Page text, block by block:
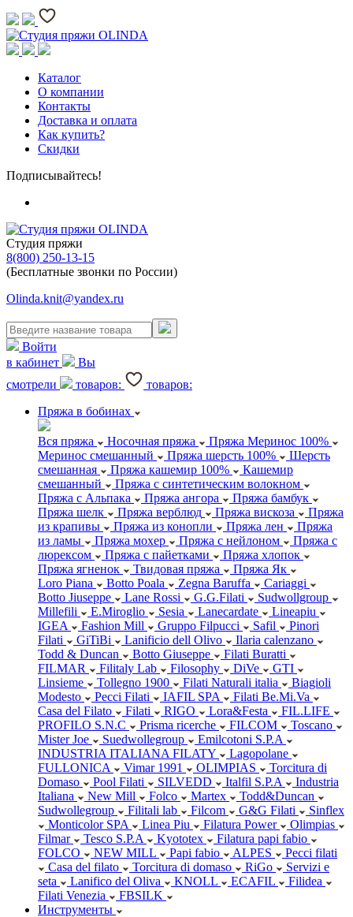
Каталог
О компании
Контакты
Доставка и оплата
Как купить?
Скидки
Подписывайтесь!
Студия пряжи
8(800) 250-13-15
(Бесплатные звонки по России)
Olinda.knit@yandex.ru
Войти
в кабинет
Вы
смотрели
товаров:
товаров:
Пряжа в бобинах
Вся пряжа Носочная пряжа
Пряжа Меринос 100%
Меринос смешанный
Пряжа шерсть 100%
Шерсть
смешанная
Пряжа кашемир 100%
Кашемир
смешанный
Пряжа с синтетическим волокном
Пряжа с Альпака
Пряжа ангора
Пряжа бамбук
Пряжа шелк
Пряжа верблюд Пряжа вискоза
Пряжа
из крапивы
Пряжа из конопли Пряжа лен
Пряжа
из ламы
Пряжа мохер Пряжа с нейлоном
Пряжа с
люрексом
Пряжа с пайетками
Пряжа хлопок
Пряжа ягненок
Твидовая пряжа
Пряжа Як
Loro Piana
Botto Poala Zegna Baruffa
Cariaggi
Botto Jiuseppe
Lane Rossi G.G.Filati
Sudwollgroup
Millefili
E.Miroglio Sesia Lanecardate
Lineapiu
IGEA
Fashion Mill Gruppo Filpucci Safil
Pinori
Filati
GiTiBi Lanificio dell Olivo
Ilaria calenzano
Todd & Duncan
Botto Giuseppe
Filati Buratti
FILMAR
Filitaly Lab Filosophy DiVe
GTI
Linsieme
Tollegno 1900 Filati Naturali italia
Biagioli
Modesto
Pecci Filati IAFIL SPA
Filati Be.Mi.Va
Casa del Filato
Filati RIGO Lora&Festa
FIL.LIFE
PROFILO S.N.C
Prisma ricerche FILCOM
Toscano
Mister Joe
Suedwollegroup
Emilcotoni S.P.A
INDUSTRIA ITALIANA FILATY
Lagopolane
FULLONICA
Vimar 1991 OLIMPIAS
Torcitura di
Domaso
Pool Filati SILVEDD Italfil S.P.A
Industria
Italiana
New Mill Folco Martex
Todd&Duncan
Sudwollegroup
Filitali lab Filcom G&G Filati
Sinflex
Monticolor SPA
Linea Piu Filatura Power
Olimpias
Filmar
Tesco S.P.A Kyototex
Filatura papi fabio
FOLCO
NEW MILL Papi fabio ALPES
Pecci filati
Casa del filato
Torcitura di domaso RiGo
Servizi e
seta
Lanifico del Oliva KNOLL ECAFIL
Filidea
Filati Venezia
FBSILK
Инструменты